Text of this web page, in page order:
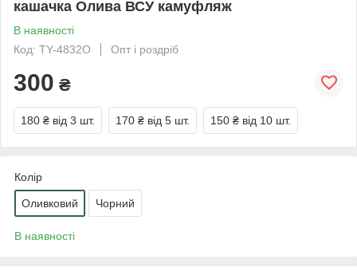
кашачка Олива ВСУ камуфляж
В наявності
Код: TY-4832О
Опт і роздріб
300 ₴
180 ₴ від 3 шт. 170 ₴ від 5 шт. 150 ₴ від 10 шт.
Колір
Оливковий Чорний
В наявності